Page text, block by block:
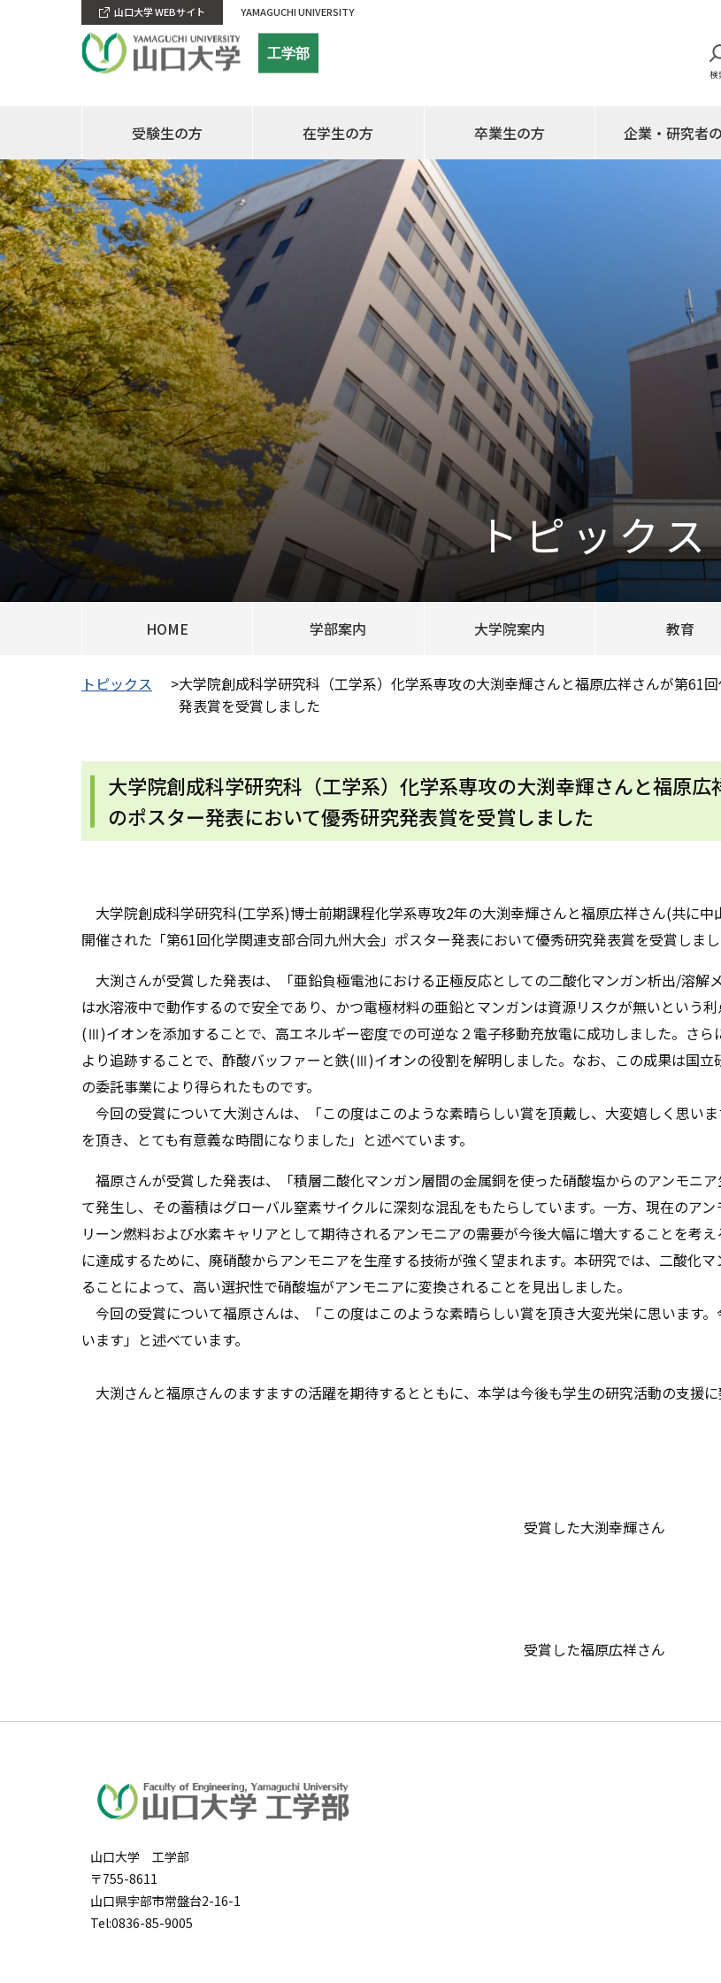
工学部
検
山口大学 WEBサイト YAMAGUCHI UNIVERSITY
受験生の方 在学生の方 卒業生の方 企業・研究者
トピックス
HOME 学部案内 大学院案内 教育
トピックス >大学院創成科学研究科（工学系）化学系専攻の大渕幸輝さんと福原広祥さんが第61
発表賞を受賞しました
大学院創成科学研究科（工学系）化学系専攻の大渕幸輝さんと福原
のポスター発表において優秀研究発表賞を受賞しました
大学院創成科学研究科(工学系)博士前期課程化学系専攻2年の大渕幸輝さんと福原広祥さん(共に中
開催された「第61回化学関連支部合同九州大会」ポスター発表において優秀研究発表賞を受賞しまし
大渕さんが受賞した発表は、「亜鉛負極電池における正極反応としての二酸化マンガン析出/溶解
は水溶液中で動作するので安全であり、かつ電極材料の亜鉛とマンガンは資源リスクが無いという
(Ⅲ)イオンを添加することで、高エネルギー密度での可逆な２電子移動充放電に成功しました。さ
より追跡することで、酢酸バッファーと鉄(Ⅲ)イオンの役割を解明しました。なお、この成果は国
の委託事業により得られたものです。
今回の受賞について大渕さんは、「この度はこのような素晴らしい賞を頂戴し、大変嬉しく思い
を頂き、とても有意義な時間になりました」と述べています。
福原さんが受賞した発表は、「積層二酸化マンガン層間の金属銅を使った硝酸塩からのアンモニ
て発生し、その蓄積はグローバル窒素サイクルに深刻な混乱をもたらしています。一方、現在のア
リーン燃料および水素キャリアとして期待されるアンモニアの需要が今後大幅に増大することを考
に達成するために、廃硝酸からアンモニアを生産する技術が強く望まれます。本研究では、二酸化
ることによって、高い選択性で硝酸塩がアンモニアに変換されることを見出しました。
今回の受賞について福原さんは、「この度はこのような素晴らしい賞を頂き大変光栄に思います
います」と述べています。
大渕さんと福原さんのますますの活躍を期待するとともに、本学は今後も学生の研究活動の支援に
受賞した大渕幸輝さん
受賞した福原広祥さん
山口大学 工学部
〒755-8611
山口県宇部市常盤台2-16-1
Tel:0836-85-9005